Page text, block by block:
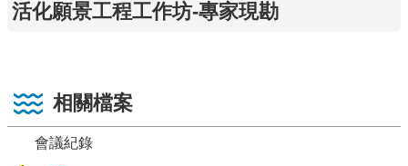
活化願景工程工作坊-專家現勘
相關檔案
會議紀錄